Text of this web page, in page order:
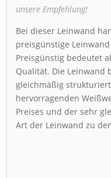
unsere Empfehlung!
Bei dieser Leinwand
preisgünstige
Preisgünstig bedeutet
Qualität. Die Leinwand
gleichmäßig
hervorragenden
Preises und der sehr
Art der Leinwand zu